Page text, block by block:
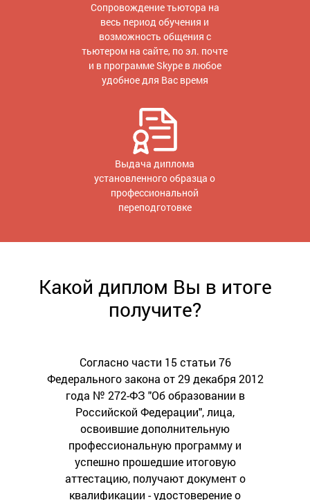
Сопровождение тьютора на
весь период обучения и
возможность общения с
тьютером на сайте, по эл. почте
и в программе Skype в любое
удобное для Вас время
Выдача диплома
установленного образца о
профессиональной
переподготовке
Какой диплом Вы в итоге
получите?
Согласно части 15 статьи 76
Федерального закона от 29 декабря 2012
года № 272-ФЗ "Об образовании в
Российской Федерации", лица,
освоившие дополнительную
профессиональную программу и
успешно прошедшие итоговую
аттестацию, получают документ о
квалификации - удостоверение о